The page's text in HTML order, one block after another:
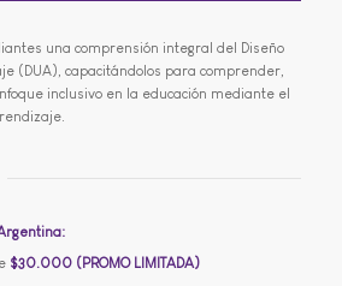
una comprensión integral del Diseño
(DUA), capacitándolos para comprender,
inclusivo en la educación mediante el
$30.000 (PROMO LIMITADA)